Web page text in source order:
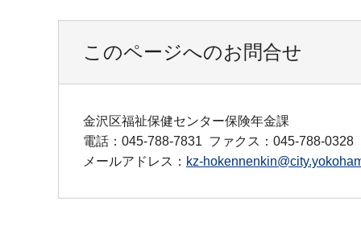
このページへのお問合せ
金沢区福祉保健センター保険年金課
電話：045-788-7831 ファクス：045-788-0328
メールアドレス： kz-